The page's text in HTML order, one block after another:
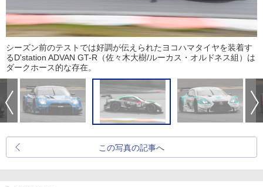
シーズン前のテストでは好調が伝えられたヨコハマタイヤを装着す
るD'station ADVAN GT-R（佐々木大樹/ルーカス・オルドネス組）は
ダークホース的な存在。
この写真の記事へ